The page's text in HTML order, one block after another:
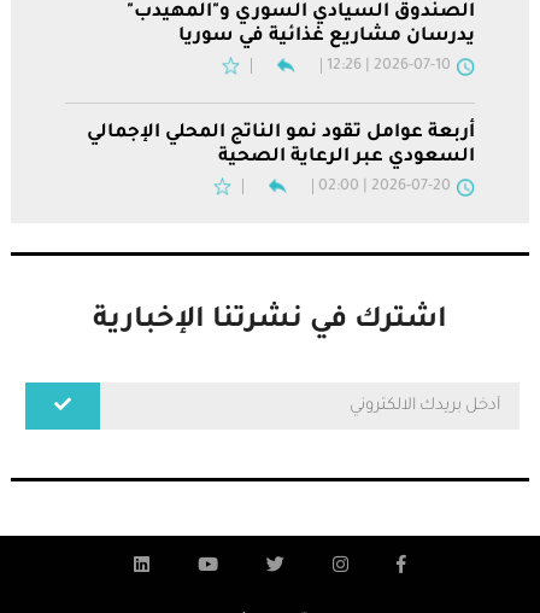
الصندوق السيادي السوري و"المهيدب"
يدرسان مشاريع غذائية في سوريا
2026-07-10 | 12:26
أربعة عوامل تقود نمو الناتج المحلي الإجمالي
السعودي عبر الرعاية الصحية
2026-07-20 | 02:00
اشترك في نشرتنا الإخبارية